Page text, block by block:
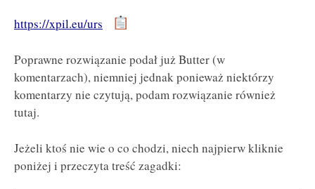
https://xpil.eu/urs
Poprawne rozwiązanie podał już Butter (w
komentarzach), niemniej jednak ponieważ niektórzy
komentarzy nie czytują, podam rozwiązanie również
tutaj.
Jeżeli ktoś nie wie o co chodzi, niech najpierw kliknie
poniżej i przeczyta treść zagadki: